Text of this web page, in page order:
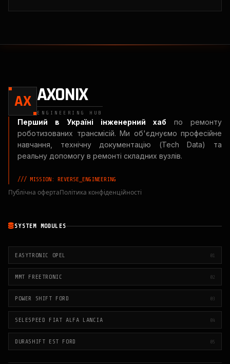
AX AXONIX
ENGINEERING HUB
Перший в Україні інженерний хаб по ремонту
роботизованих трансмісій. Ми об'єднуємо професійне
навчання, технічну документацію (Tech Data) та
реальну допомогу в ремонті складних вузлів.
/// MISSION: REVERSE_ENGINEERING
Публічна офертаПолітика конфіденційності
SYSTEM MODULES
EASYTRONIC OPEL 01
MMT FREETRONIC 02
POWER SHIFT FORD 03
SELESPEED FIAT ALFA LANCIA 04
DURASHIFT EST FORD 05